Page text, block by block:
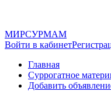
МИРСУРМАМ
Войти в кабинет
Главная
Суррогатное
Добавить